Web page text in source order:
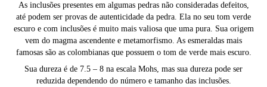
As inclusões presentes em algumas pedras não consideradas defeitos,
até podem ser provas de autenticidade da pedra. Ela no seu tom verde
escuro e com inclusões é muito mais valiosa que uma pura. Sua origem
vem do magma ascendente e metamorfismo. As esmeraldas mais
famosas são as colombianas que possuem o tom de verde mais escuro.
Sua dureza é de 7.5 – 8 na escala Mohs, mas sua dureza pode ser
reduzida dependendo do número e tamanho das inclusões.